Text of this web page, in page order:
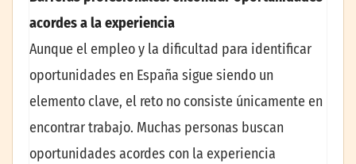
acordes a la experiencia
Aunque el empleo y la dificultad para identificar
oportunidades en España sigue siendo un
elemento clave, el reto no consiste únicamente en
encontrar trabajo. Muchas personas buscan
oportunidades acordes con la experiencia